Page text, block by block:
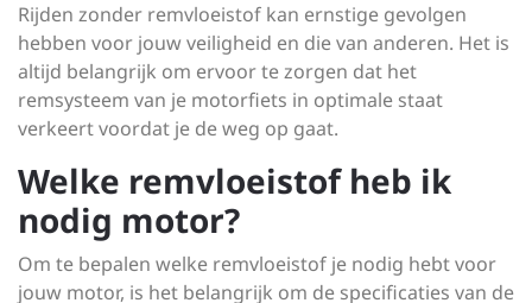
Rijden zonder remvloeistof kan ernstige gevolgen
hebben voor jouw veiligheid en die van anderen. Het is
altijd belangrijk om ervoor te zorgen dat het
remsysteem van je motorfiets in optimale staat
verkeert voordat je de weg op gaat.
Welke remvloeistof heb ik
nodig motor?
Om te bepalen welke remvloeistof je nodig hebt voor
jouw motor, is het belangrijk om de specificaties van de